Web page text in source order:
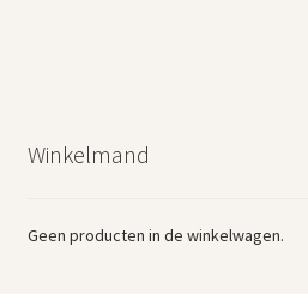
Winkelmand
Geen producten in de winkelwagen.